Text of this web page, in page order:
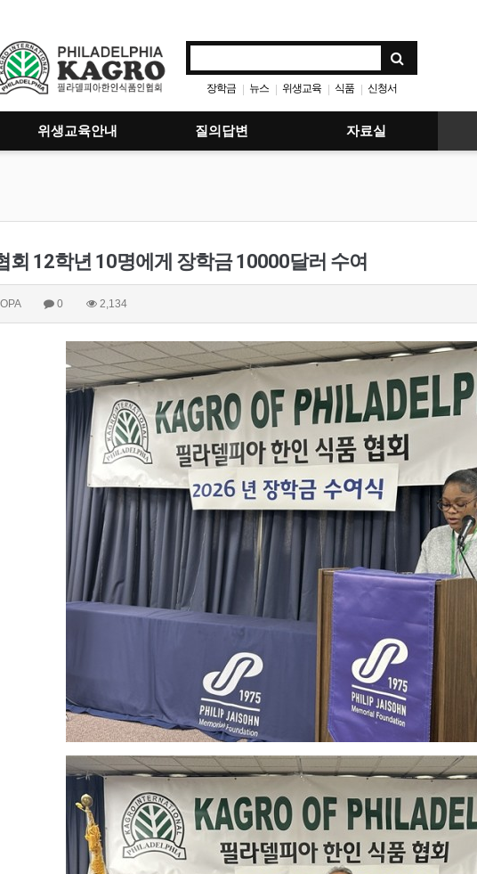
장학금 | 뉴스 | 위생교육 | 식품 | 신청서
위생교육안내 질의답변 자료실
회 12학년 10명에게 장학금 10000달러 수여
0 2,134